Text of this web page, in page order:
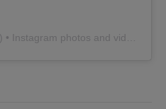
) • Instagram photos and videos